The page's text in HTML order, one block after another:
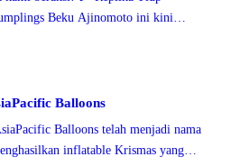
Beku Ajinomoto ini kini
Balloons
Balloons telah menjadi nama
inflatable Krismas yang